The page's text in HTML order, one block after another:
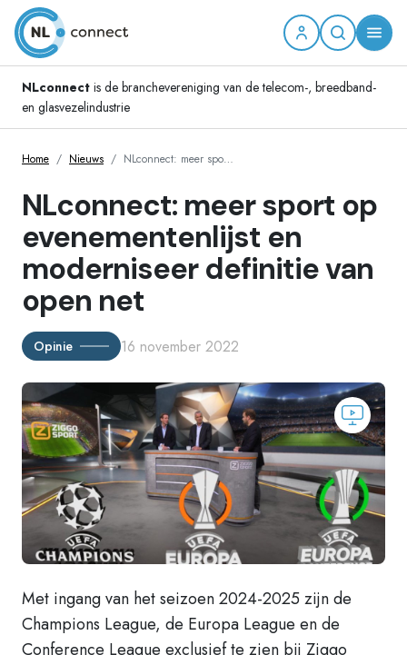
NLconnect is de branchevereniging van de telecom-, breedband-
en glasvezelindustrie
Home Nieuws NLconnect: meer spo…
NLconnect: meer sport op
evenementenlijst en
moderniseer definitie van
open net
Opinie 16 november 2022
Met ingang van het seizoen 2024-2025 zijn de
Champions League, de Europa League en de
Conference League exclusief te zien bij Ziggo